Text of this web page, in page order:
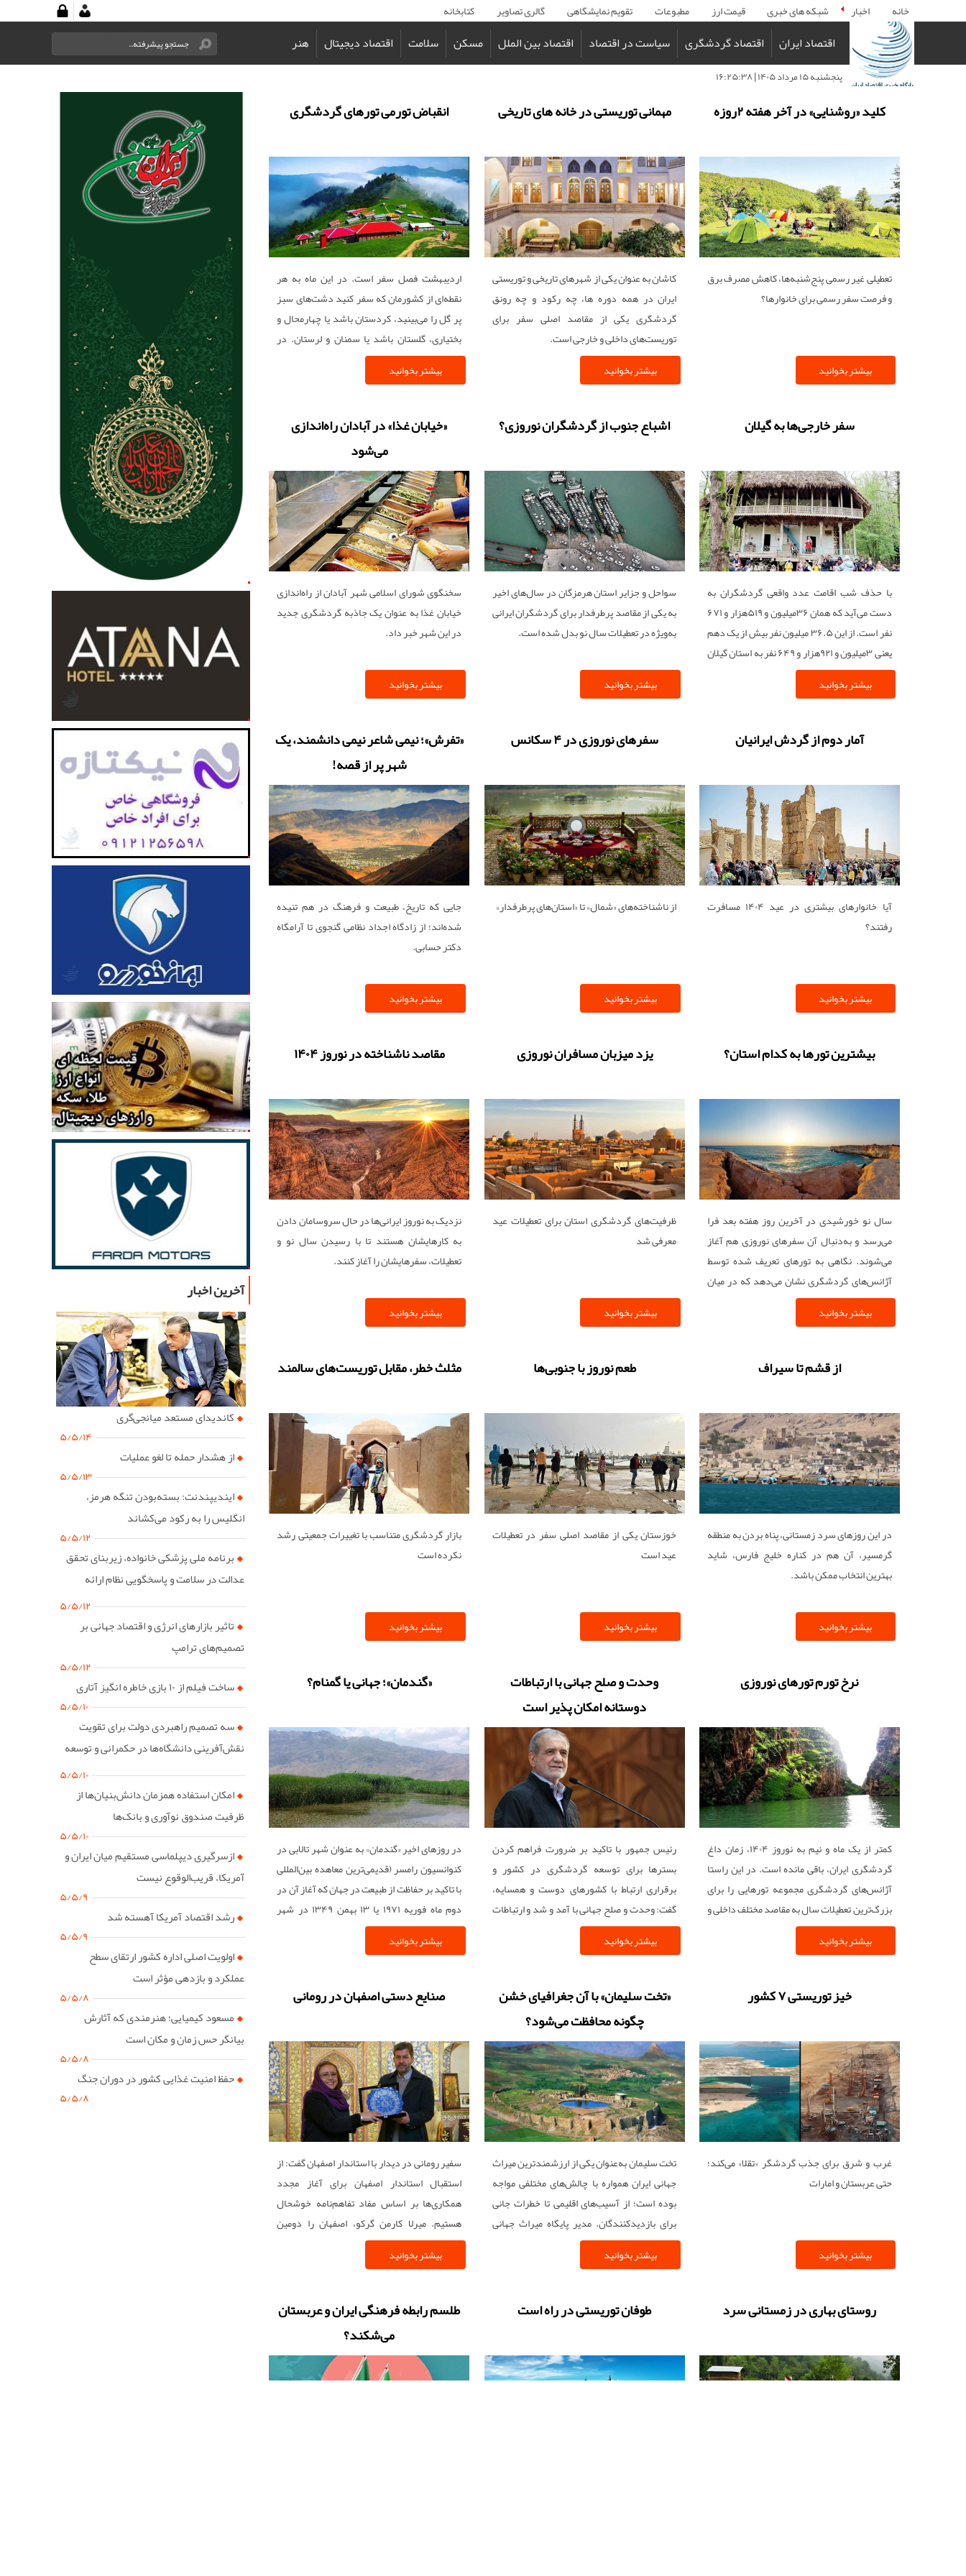
خانه اخبار شبکه های خبری قیمت ارز مطبوعات تقویم نمایشگاهی گالری تصاویر کتابخانه
اقتصاد ایران اقتصاد گردشگری سیاست در اقتصاد اقتصاد بین الملل مسکن سلامت اقتصاد دیجیتال هنر
پنجشنبه ۱۵ مرداد ۱۴۰۵ | ۱۶:۲۵:۳۸
کلید «روشنایی» در آخر هفته ۲‌روزه
تعطیلی غیر رسمی پنج‌شنبه‌ها، کاهش مصرف برق
و فرصت سفر رسمی برای خانوارها؟
بیشتر بخوانید
مهمانی توریستی در خانه‌ های تاریخی
کاشان به عنوان یکی از شهرهای تاریخی و توریستی
ایران در همه دوره ها، چه رکود و چه رونق
گردشگری یکی از مقاصد اصلی سفر برای
توریست‌های داخلی و خارجی است.
بیشتر بخوانید
انقباض تورمی تورهای گردشگری
اردیبهشت فصل سفر است.‌‌‌‌ در این ماه به هر
نقطه‌ای از کشورمان که سفر کنید دشت‌‌‌‌های سبز
پر گل را می‌بینید، کردستان باشد یا چهارمحال و
بختیاری،‌‌‌‌ گلستان باشد یا سمنان و لرستان. در
اردیبهشت، بهشت از آسمان به ایران می‌‌‌‌آید.
بیشتر بخوانید
سفر خارجی‌ها به گیلان
با حذف شب اقامت عدد واقعی گردشگران به
دست می‌‌‌آید که همان ۳۶میلیون و ۵۱۹‌هزار و ۶۷۱
نفر است. از این ۳۶.۵ میلیون نفر بیش از یک دهم
یعنی ۳میلیون و ۹۲۱‌هزار و ۶۴۹ نفر به استان گیلان
سفر کردند
بیشتر بخوانید
اشباع جنوب از گردشگران نوروزی؟
سواحل و جزایر استان هرمزگان در سال‌های اخیر
به یکی از مقاصد پرطرفدار برای گردشگران ایرانی
به‌ویژه در تعطیلات سال نو بدل شده است.
بیشتر بخوانید
«خیابان غذا» در آبادان راه‌‌‌اندازی
می‌‌‌شود
سخنگوی شورای اسلامی شهر آبادان از راه‌‌‌اندازی
خیابان غذا به ‌‌‌عنوان یک جاذبه گردشگری جدید
در این شهر خبر داد.
بیشتر بخوانید
آمار دوم از گردش ایرانیان
آیا خانوارهای بیشتری در عید ۱۴۰۴ مسافرت
رفتند؟
بیشتر بخوانید
سفرهای نوروزی در ۴ سکانس
از ناشناخته‏‏‌های «شمال» تا «استان‏‏‌های پرطرفدار»
بیشتر بخوانید
«تفرش»؛ نیمی شاعر نیمی دانشمند، یک
شهر پر از قصه!
جایی که تاریخ، طبیعت و فرهنگ در هم تنیده
شده‌اند؛ از زادگاه اجداد نظامی گنجوی تا آرامگاه
دکتر حسابی.
بیشتر بخوانید
بیشترین تورها به کدام استان؟
سال نو خورشیدی در آخرین روز هفته بعد فرا
می‌رسد و به‌دنبال آن سفرهای نوروزی هم آغاز
می‌‌‌‌‌‌‌‌شوند. نگاهی به تورهای تعریف شده توسط
آژانس‌های گردشگری نشان می‌دهد که در میان
تورهای چهار روزه و بیش از آن استان هرمزگان
بیشترین اقبال را از سوی توریست‌ها دارد
بیشتر بخوانید
یزد میزبان مسافران نوروزی
ظرفیت‏‏‌های گردشگری استان برای تعطیلات عید
معرفی شد
بیشتر بخوانید
مقاصد ناشناخته در نوروز ۱۴۰۴
نزدیک به نوروز ایرانی‌‌‌ها در حال سروسامان دادن
به کارهایشان هستند تا با رسیدن سال نو و
تعطیلات، سفرهایشان را آغاز کنند.
بیشتر بخوانید
از قشم تا سیراف
در این روزهای سرد زمستانی، پناه بردن به منطقه
گرمسیر، آن هم در کناره خلیج فارس، شاید
بهترین انتخاب ممکن باشد.
بیشتر بخوانید
طعم نوروز با جنوبی‏‏‌ها
خوزستان یکی از مقاصد اصلی سفر در تعطیلات
عید است
بیشتر بخوانید
مثلث خطر، مقابل توریست‌های سالمند
بازار گردشگری متناسب با تغییرات جمعیتی رشد
نکرده است
بیشتر بخوانید
نرخ تورم تورهای نوروزی
کمتر از یک ماه و نیم به نوروز ۱۴۰۴‌، زمان داغ
گردشگری ایران، باقی مانده است. در این راستا
آژانس‏‏‌های گردشگری مجموعه تورهایی را برای
بزرگ‌ترین تعطیلات سال به مقاصد مختلف داخلی و
خارجی تدارک دیده‏‏‌اند.
بیشتر بخوانید
وحدت و صلح جهانی با ارتباطات
دوستانه امکان پذیر است
رئیس جمهور با تاکید بر ضرورت فراهم کردن
بسترها برای توسعه گردشگری در کشور و
برقراری ارتباط با کشورهای دوست و همسایه،
گفت: وحدت و صلح جهانی با آمد و شد و ارتباطات
دوستانه امکان پذیر است.
بیشتر بخوانید
«گندمان»؛ جهانی یا گمنام؟
در روزهای اخیر «گندمان» به عنوان شهر تالابی در
کنوانسیون رامسر (قدیمی‌ترین معاهده بین‌المللی
با تاکید بر حفاظت از طبیعت در جهان که آغاز آن در
دوم ماه فوریه ۱۹۷۱ یا ۱۳ بهمن ۱۳۴۹ در شهر
ایرانی رامسر بوده و کنوانسیون نام خود را از این
شهراقتباس کرده است) ثبت شد.
بیشتر بخوانید
خیز توریستی ۷ کشور
غرب و شرق برای جذب گردشگر «تقلا» می‌کند؛
حتی عربستان و امارات
بیشتر بخوانید
«تخت سلیمان» با آن جغرافیای خشن
چگونه محافظت می‌شود؟
تخت سلیمان به‌عنوان یکی از ارزشمندترین میراث
جهانی ایران همواره با چالش‌های مختلفی مواجه
بوده است؛ از آسیب‌های اقلیمی تا خطرات جانی
برای بازدیدکنندگان. مدیر پایگاه میراث جهانی
تخت سلیمان اینک، از اقدامات حفاظتی مهم و
مرمت‌هایی با مصالح بازسازی‌شدۀ دوره ساسانی
بیشتر بخوانید
صنایع دستی اصفهان در رومانی
سفیر رومانی در دیدار با استاندار اصفهان گفت: از
استقبال استاندار اصفهان برای آغاز مجدد
همکاری‌‌‌ها بر اساس مفاد تفاهم‌‌‌نامه خوشحال
هستیم. میرلا کارمن گرکو، اصفهان را دومین
مقصد خود برای پیشبرد اهداف رومانی در ایران
معرفی کرد
بیشتر بخوانید
روستای بهاری در زمستانی سرد طوفان توریستی در راه است‌
طلسم رابطه فرهنگی ایران و عربستان
می‌شکند؟
آخرین اخبار
کاندیدای مستعد میانجی‌گری
۵/۵/۱۴
از هشدار حمله تا لغو عملیات
۵/۵/۱۳
ایندیپندنت: بسته‌بودن تنگه هرمز،
انگلیس را به رکود می‌کشاند
۵/۵/۱۲
برنامه ملی پزشکی خانواده، زیربنای تحقق
عدالت در سلامت و پاسخگویی نظام ارائه
خدمات است
۵/۵/۱۲
تاثیر بازارهای انرژی و اقتصاد جهانی بر
تصمیم‌های ترامپ
۵/۵/۱۲
ساخت فیلم از ۱۰ بازی خاطره انگیز آتاری
۵/۵/۱۰
سه تصمیم راهبردی دولت برای تقویت
نقش‌آفرینی دانشگاه‌ها در حکمرانی و توسعه
کشور
۵/۵/۱۰
امکان استفاده همزمان دانش‌بنیان‌ها از
ظرفیت صندوق نوآوری و بانک‌ها
۵/۵/۱۰
ازسرگیری دیپلماسی مستقیم میان ایران و
آمریکا، قریب‌الوقوع نیست
۵/۵/۹
رشد اقتصاد آمریکا آهسته شد
۵/۵/۹
اولویت اصلی اداره کشور ارتقای سطح
عملکرد و بازدهی مؤثر است
۵/۵/۸
مسعود کیمیایی؛ هنرمندی که آثارش
بیانگر حس زمان و مکان است
۵/۵/۸
حفظ امنیت غذایی کشور در دوران جنگ
۵/۵/۸